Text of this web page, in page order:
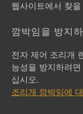
웹사이트에서 찾
깜박임을 방지
전자 제어 조리개
능성을 방지하려
십시오.
조리개 깜박임에